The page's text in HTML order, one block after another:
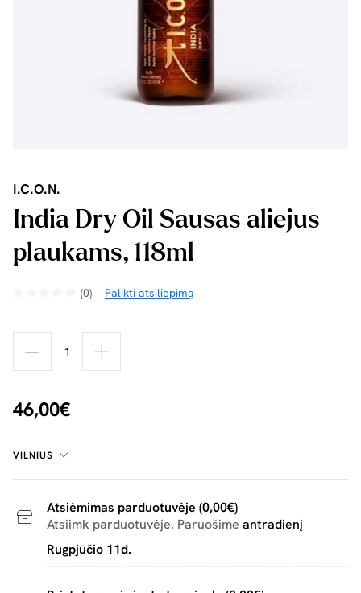
I.C.O.N.
India Dry Oil Sausas aliejus
plaukams, 118ml
(0) Palikti atsiliepimą
46,00€
VILNIUS
Atsiėmimas parduotuvėje (0,00€)
Atsiimk parduotuvėje. Paruošime antradienį
Rugpjūčio 11d.